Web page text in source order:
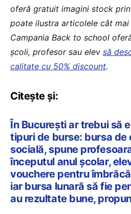
oferă gratuit imagini stock
poate ilustra articolele cât
Campania Back to school
școli, profesor sau elev să
calitate cu 50% discount.
Citește și:
În București ar trebui să
tipuri de burse: bursa de
socială, spune
începutul anul școlar,
vouchere pentru
iar bursa lunară să fie
au rezultate bune,